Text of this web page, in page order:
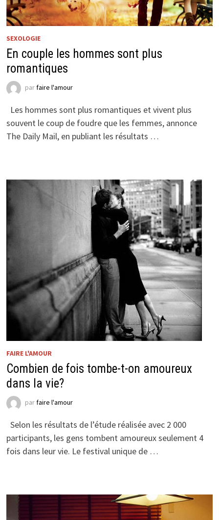
SEXOLOGIE
En couple les hommes sont plus
romantiques
parfaire l'amour
Les hommes sont plus romantiques et vivent plus
souvent le coup de foudre que les femmes, annonce
The Daily Mail, en publiant les résultats …
FAIRE L'AMOUR
Combien de fois tombe-t-on amoureux
dans la vie?
parfaire l'amour
Selon les résultats de l’étude réalisée avec 2 000
participants, les gens tombent amoureux seulement 4
fois dans leur vie. Le festival unique de …